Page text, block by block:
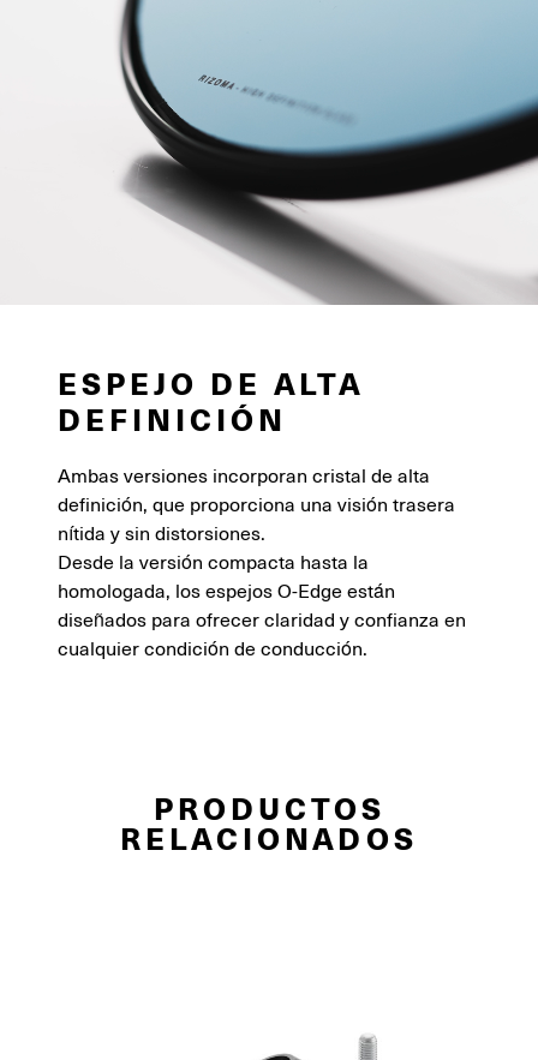
ESPEJO DE ALTA
DEFINICIÓN
Ambas versiones incorporan cristal de alta
definición, que proporciona una visión trasera
nítida y sin distorsiones.
Desde la versión compacta hasta la
homologada, los espejos O-Edge están
diseñados para ofrecer claridad y confianza en
cualquier condición de conducción.
PRODUCTOS
RELACIONADOS